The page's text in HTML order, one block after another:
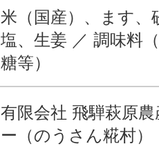
米（国産）、ます、
塩、生姜 ／ 調味料
糖等）
有限会社 飛騨萩原
ー（のうさん糀村）